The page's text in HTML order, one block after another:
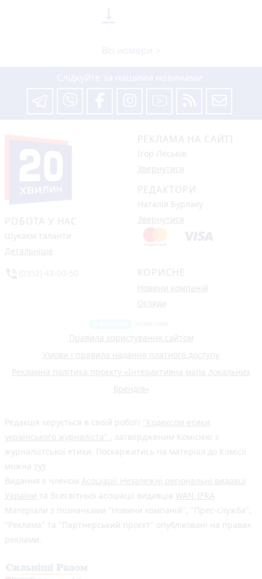
РОБОТА У НАС
Шукаєм таланти
Детальніше
РЕКЛАМА НА САЙТІ
Ігор Леськів
Звернутися
РЕДАКТОРИ
Наталія Бурлаку
Звернутися
КОРИСНЕ
Новини компаній
Огляди
Правила користування сайтом
Умови і правила надання платного доступу
Рекламна політика проєкту «Інтерактивна мапа локальних
брендів»
Редакція керується в своїй роботі "Кодексом етики
українського журналіста" , затвердженим Комісією з
журналістської етики. Поскаржитись на матеріал до Комісії
можна тут
Видання є членом Асоціації Незалежні регіональні видавці
України та Всесвітньої асоціації видавців WAN-IFRA
Матеріали з позначками "Новини компаній", "Прес-служба",
"Реклама" та "Партнерський проєкт" опубліковані на правах
реклами.